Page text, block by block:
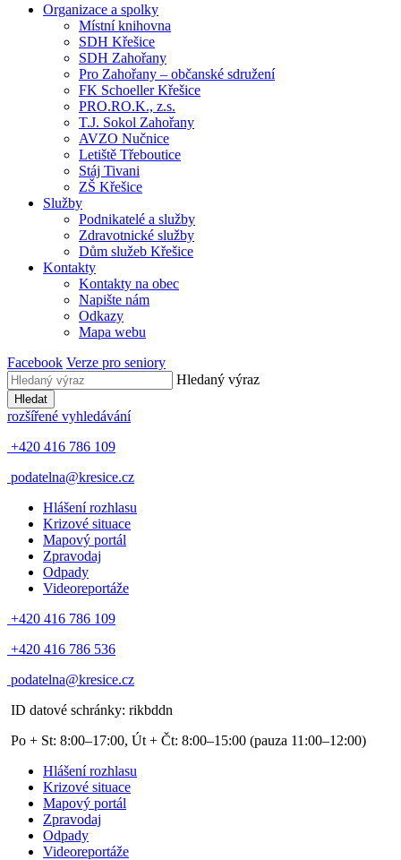
Organizace a spolky
Místní knihovna
SDH Křešice
SDH Zahořany
Pro Zahořany – občanské sdružení
FK Schoeller Křešice
PRO.RO.K., z.s.
T.J. Sokol Zahořany
AVZO Nučnice
Letiště Třeboutice
Stáj Tivani
ZŠ Křešice
Služby
Podnikatelé a služby
Zdravotnické služby
Dům služeb Křešice
Kontakty
Kontakty na obec
Napište nám
Odkazy
Mapa webu
Facebook Verze pro seniory
Hledaný výraz
Hledat
rozšířené vyhledávání
+420 416 786 109
podatelna@kresice.cz
Hlášení rozhlasu
Krizové situace
Mapový portál
Zpravodaj
Odpady
Videoreportáže
+420 416 786 109
+420 416 786 536
podatelna@kresice.cz
ID datové schránky: rikbddn
Po + St: 8:00–17:00, Út + Čt: 8:00–15:00 (pauza 11:00–12:00)
Hlášení rozhlasu
Krizové situace
Mapový portál
Zpravodaj
Odpady
Videoreportáže